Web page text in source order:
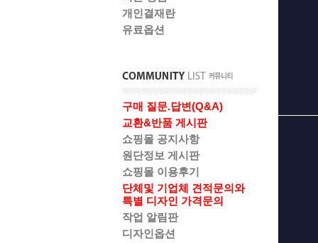
개인결재란
유료옵션
구매 질문.답변(Q&A)
교환&반품 게시판
쇼핑몰 공지사항
원단정보 게시판
쇼핑몰 이용후기
단체및 기업체 견적문의와
특별 디자인 가격문의
작업 알림판
디자인옵션